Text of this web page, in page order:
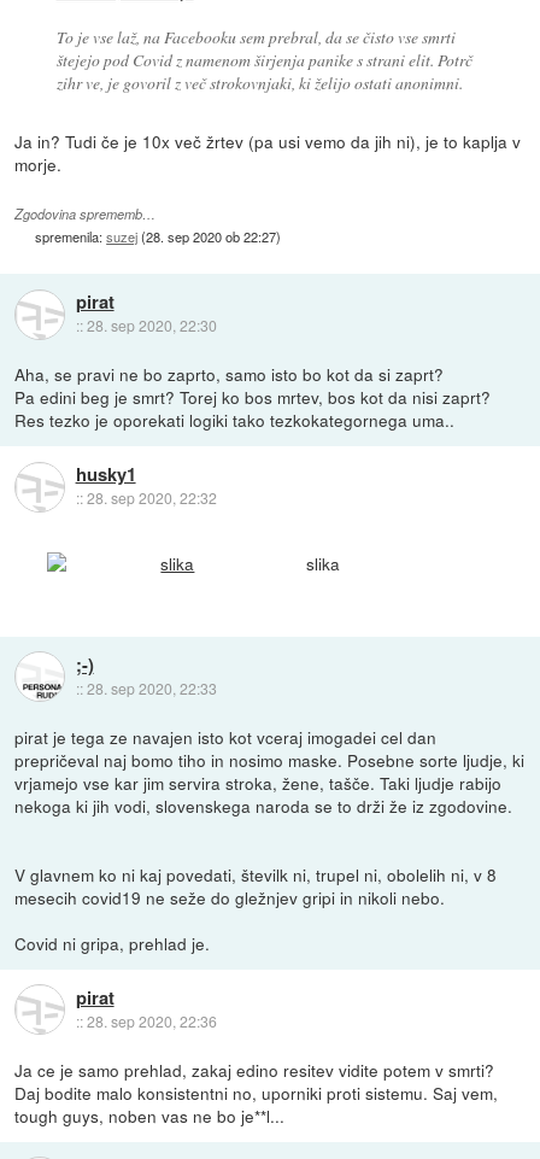
To je vse laž, na Facebooku sem prebral, da se čisto vse smrti
štejejo pod Covid z namenom širjenja panike s strani elit. Potrč
zihr ve, je govoril z več strokovnjaki, ki želijo ostati anonimni.
Ja in? Tudi če je 10x več žrtev (pa usi vemo da jih ni), je to kaplja v
morje.
Zgodovina sprememb…
spremenila:suzej(28. sep 2020 ob 22:27)
pirat
::28. sep 2020, 22:30
Aha, se pravi ne bo zaprto, samo isto bo kot da si zaprt?
Pa edini beg je smrt? Torej ko bos mrtev, bos kot da nisi zaprt?
Res tezko je oporekati logiki tako tezkokategornega uma..
husky1
::28. sep 2020, 22:32
slika
;-)
::28. sep 2020, 22:33
pirat je tega ze navajen isto kot vceraj imogadei cel dan
prepričeval naj bomo tiho in nosimo maske. Posebne sorte ljudje, ki
vrjamejo vse kar jim servira stroka, žene, tašče. Taki ljudje rabijo
nekoga ki jih vodi, slovenskega naroda se to drži že iz zgodovine.
V glavnem ko ni kaj povedati, številk ni, trupel ni, obolelih ni, v 8
mesecih covid19 ne seže do gležnjev gripi in nikoli nebo.
Covid ni gripa, prehlad je.
pirat
::28. sep 2020, 22:36
Ja ce je samo prehlad, zakaj edino resitev vidite potem v smrti?
Daj bodite malo konsistentni no, uporniki proti sistemu. Saj vem,
tough guys, noben vas ne bo je**l...